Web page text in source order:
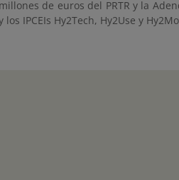
de euros del PRTR y la
IPCEIs Hy2Tech, Hy2Use y